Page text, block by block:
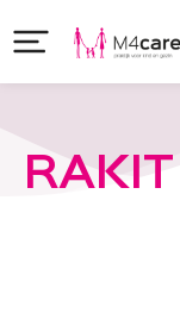
RAKIT